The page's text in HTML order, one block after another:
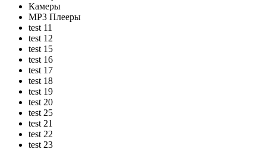
Камеры
MP3 Плееры
test 11
test 12
test 15
test 16
test 17
test 18
test 19
test 20
test 25
test 21
test 22
test 23